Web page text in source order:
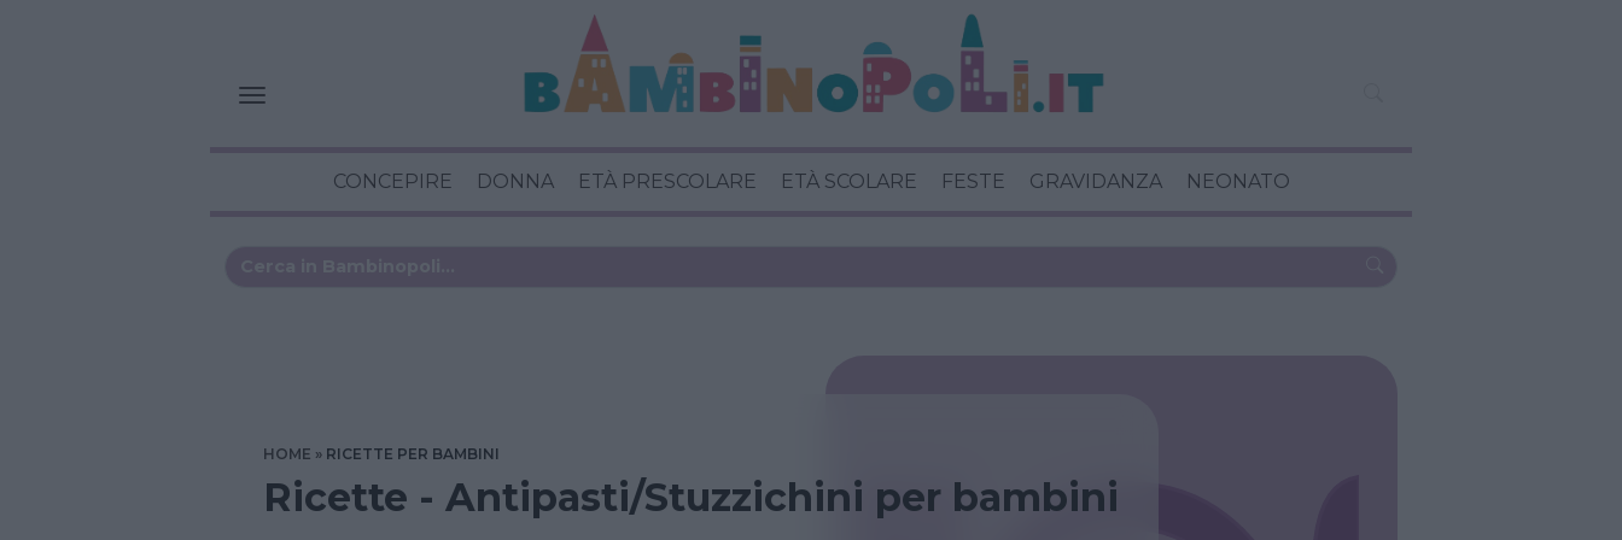
CONCEPIRE DONNA ETÀ PRESCOLARE ETÀ SCOLARE FESTE GRAVIDANZA NEONATO
HOME RICETTE PER BAMBINI
Ricette - Antipasti/Stuzzichini per bambini